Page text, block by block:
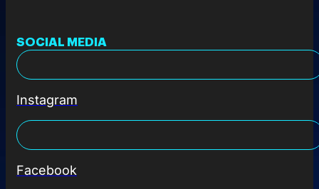
SOCIAL MEDIA
Instagram
Facebook